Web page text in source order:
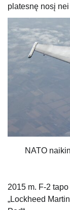
platesnę nosį
NATO
2015 m. F-2
„Lockheed